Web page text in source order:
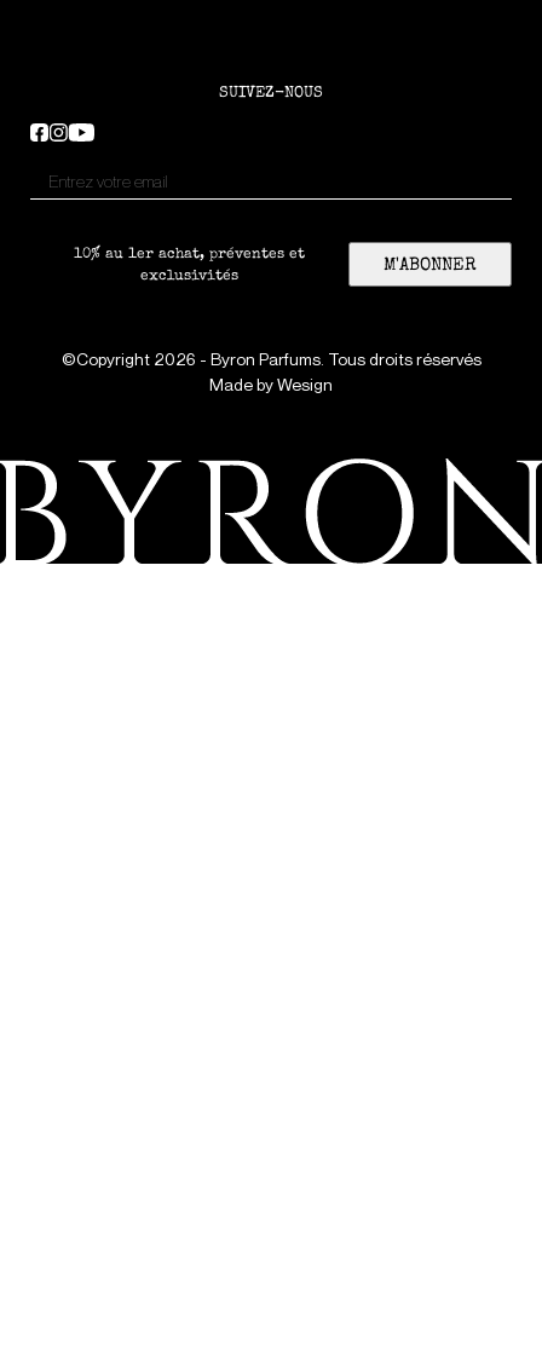
SUIVEZ-NOUS
10% au 1er achat, préventes et
exclusivités
M'ABONNER
©Copyright 2026 - Byron Parfums. Tous droits réservés
Made byWesign